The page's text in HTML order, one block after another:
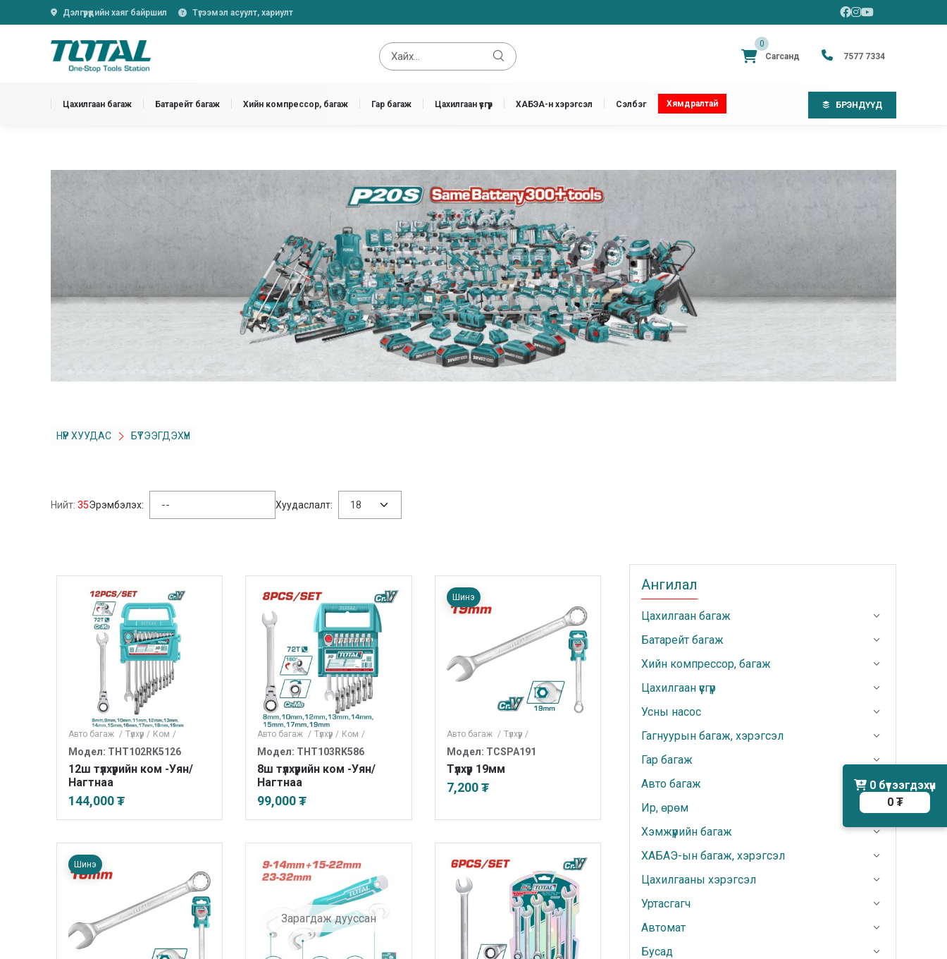
Дэлгүүрүүдийн хаяг байршил Түгээмэл асуулт, хариулт
0
Сагсанд
7577 7334
Цахилгаан багаж Батарейт багаж Хийн компрессор, багаж Гар багаж Цахилгаан үүсгүүр ХАБЭА-н хэрэгсэл Сэлбэг Хямдралтай БРЭНДҮҮД
НҮҮР ХУУДАС БҮТЭЭГДЭХҮҮН
Нийт: 35Эрэмбэлэх: Хуудаслалт:
Авто багаж / Түлхүүр / Ком /
Модел: THT102RK5126
12ш түлхүүрийн ком -Уян/
Нагтнаа
144,000 ₮
Авто багаж / Түлхүүр / Ком /
Модел: THT103RK586
8ш түлхүүрийн ком -Уян/
Нагтнаа
99,000 ₮
Шинэ
Авто багаж / Түлхүүр /
Модел: TCSPA191
Түлхүүр 19мм
7,200 ₮
Шинэ
Зарагдаж дууссан
Ангилал
Цахилгаан багаж
Батарейт багаж
Хийн компрессор, багаж
Цахилгаан үүсгүүр
Усны насос
Гагнуурын багаж, хэрэгсэл
Гар багаж
Авто багаж
Ир, өрөм
Хэмжүүрийн багаж
ХАБАЭ-ын багаж, хэрэгсэл
Цахилгааны хэрэгсэл
Уртасгагч
Автомат
Бусад
0 бүтээгдэхүүн
0 ₮